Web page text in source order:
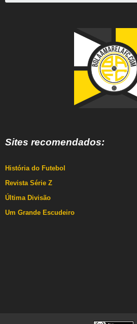
Sites recomendados:
História do Futebol
Revista Série Z
Última Divisão
Um Grande Escudeiro